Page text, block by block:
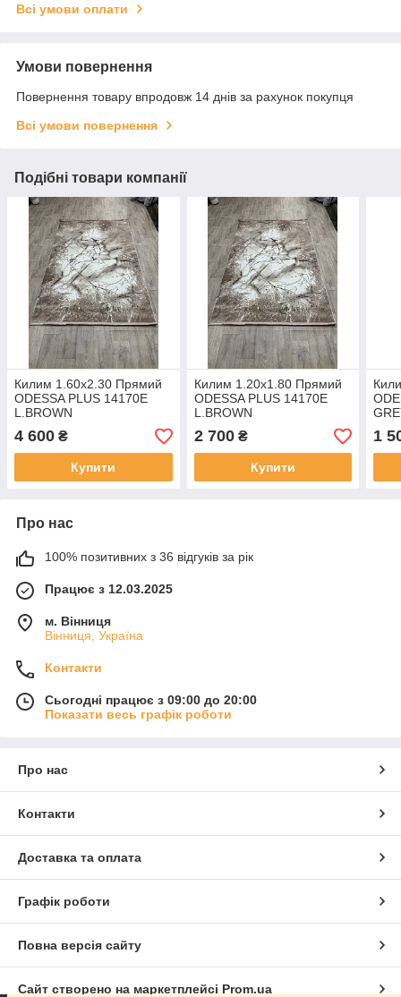
Всі умови оплати
Умови повернення
Повернення товару впродовж 14 днів за рахунок покупця
Всі умови повернення
Подібні товари компанії
Килим 1.60х2.30 Прямий
ODESSA PLUS 14170E
L.BROWN
4 600 ₴
Купити
Килим 1.20х1.80 Прямий
ODESSA PLUS 14170E
L.BROWN
2 700₴
Купити
1
Про нас
100% позитивних з 36 відгуків за рік
Працює з 12.03.2025
м. Вінниця
Вінниця, Україна
Контакти
Сьогодні працює з 09:00 до 20:00
Показати весь графік роботи
Про нас
Контакти
Доставка та оплата
Графік роботи
Повна версія сайту
Сайт створено на маркетплейсі Prom.ua